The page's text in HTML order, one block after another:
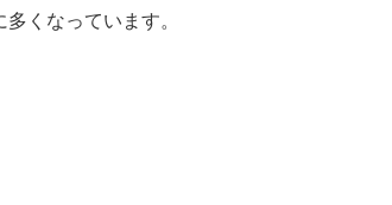
くなっています。